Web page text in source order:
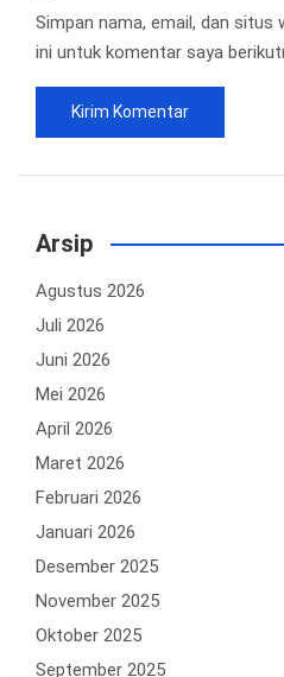
Simpan nama, email, dan situs
ini untuk komentar saya
Arsip
Agustus 2026
Juli 2026
Juni 2026
Mei 2026
April 2026
Maret 2026
Februari 2026
Januari 2026
Desember 2025
November 2025
Oktober 2025
September 2025